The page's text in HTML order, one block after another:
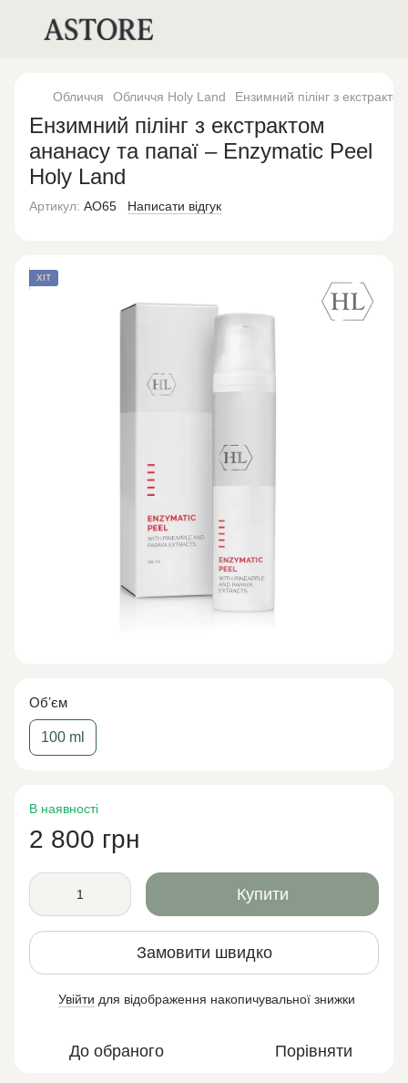
Обличчя Обличчя Holy Land Ензимний пілінг з
Ензимний пілінг з екстрактом
ананасу та папаї – Enzymatic Peel
Holy Land
Артикул: AO65 Написати відгук
ХІТ
Обʼєм
100 ml
В наявності
2 800 грн
Купити
Замовити швидко
Увійти для відображення накопичувальної знижки
До обраного Порівняти